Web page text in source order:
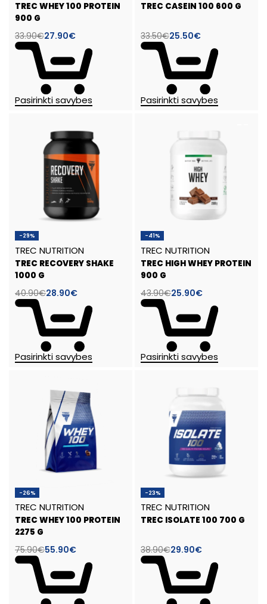
TREC WHEY 100 PROTEIN
900 G
33.90€27.90€
Pasirinkti savybes
TREC CASEIN 100 600 G
33.50€25.50€
Pasirinkti savybes
-29%
TREC NUTRITION
TREC RECOVERY SHAKE
1000 G
40.90€28.90€
Pasirinkti savybes
-41%
TREC NUTRITION
TREC HIGH WHEY PROTEIN
900 G
43.90€25.90€
Pasirinkti savybes
-26%
TREC NUTRITION
TREC WHEY 100 PROTEIN
2275 G
75.90€55.90€
-23%
TREC NUTRITION
TREC ISOLATE 100 700 G
38.90€29.90€